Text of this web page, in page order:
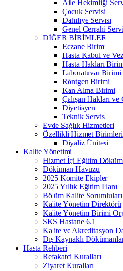
Aile Hekimliği
Çocuk Servisi
Dahiliye Servisi
Genel Cerrahi
DİĞER BİRİMLER
Eczane Birimi
Hasta Kabul ve
Hasta Hakları
Laboratuvar Birimi
Röntgen Birimi
Kan Alma Birimi
Çalışan Hakları
Diyetisyen
Teknik Servis
Evde Sağlık Hizmetleri
Özellikli Hizmet
Diyaliz Ünitesi
Kalite Yönetimi
Hizmet İçi Eğitim
Döküman Havuzu
2025 Komite Ekipler
2025 Yıllık Eğitim Planı
Bölüm Kalite Sorumluları
Kalite Yönetim Direktörü
Kalite Yönetim Birimi
SKS Hastane 6.1
Kalite ve Akreditasyon
Dış Kaynaklı
Hasta Rehberi
Refakatci Kuralları
Ziyaret Kuralları